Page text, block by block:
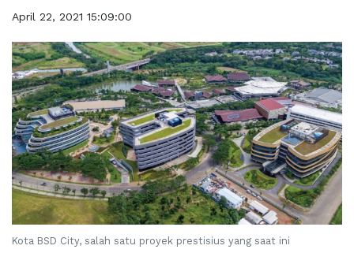
April 22, 2021 15:09:00
Kota BSD City, salah satu proyek prestisius yang saat ini